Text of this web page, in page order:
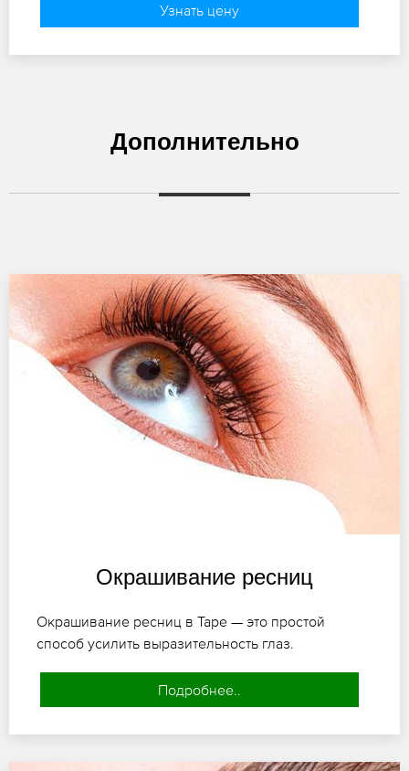
Узнать цену
Дополнительно
Окрашивание ресниц
Окрашивание ресниц в Таре — это простой
способ усилить выразительность глаз.
Подробнее..